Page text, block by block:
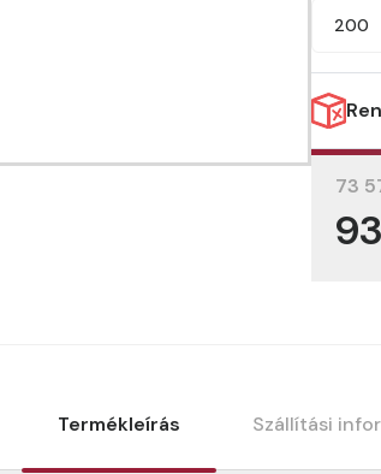
200
73
Termékleírás Szállítási